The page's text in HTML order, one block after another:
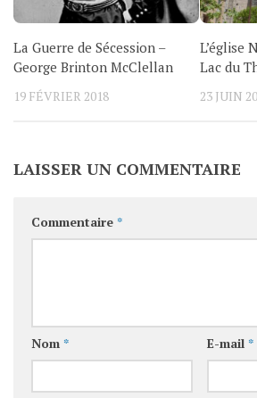
La Guerre de Sécession –
George Brinton McClellan
19 FÉVRIER 2018
L’église
Lac du
23 JUIN
LAISSER UN COMMENTAIRE
Commentaire *
Nom * E-mail *